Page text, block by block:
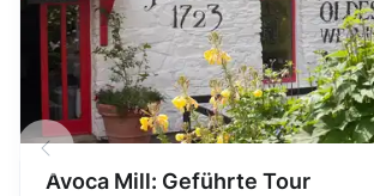
Avoca Mill: Geführte Tour